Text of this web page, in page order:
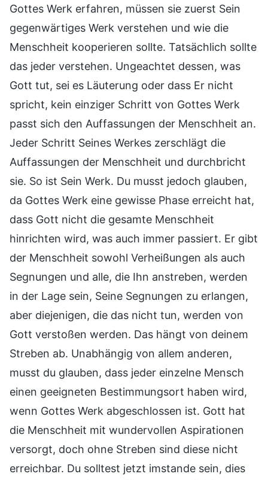
Gottes Werk erfahren, müssen sie zuerst Sein
gegenwärtiges Werk verstehen und wie die
Menschheit kooperieren sollte. Tatsächlich sollte
das jeder verstehen. Ungeachtet dessen, was
Gott tut, sei es Läuterung oder dass Er nicht
spricht, kein einziger Schritt von Gottes Werk
passt sich den Auffassungen der Menschheit an.
Jeder Schritt Seines Werkes zerschlägt die
Auffassungen der Menschheit und durchbricht
sie. So ist Sein Werk. Du musst jedoch glauben,
da Gottes Werk eine gewisse Phase erreicht hat,
dass Gott nicht die gesamte Menschheit
hinrichten wird, was auch immer passiert. Er gibt
der Menschheit sowohl Verheißungen als auch
Segnungen und alle, die Ihn anstreben, werden
in der Lage sein, Seine Segnungen zu erlangen,
aber diejenigen, die das nicht tun, werden von
Gott verstoßen werden. Das hängt von deinem
Streben ab. Unabhängig von allem anderen,
musst du glauben, dass jeder einzelne Mensch
einen geeigneten Bestimmungsort haben wird,
wenn Gottes Werk abgeschlossen ist. Gott hat
die Menschheit mit wundervollen Aspirationen
versorgt, doch ohne Streben sind diese nicht
erreichbar. Du solltest jetzt imstande sein, dies